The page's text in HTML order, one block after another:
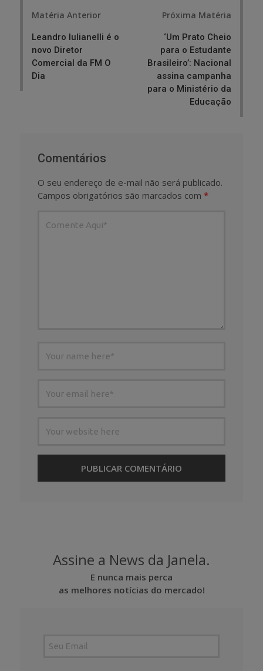
Matéria Anterior
Leandro Iulianelli é o
novo Diretor
Comercial da FM O
Dia
Próxima Matéria
‘Um Prato Cheio
para o Estudante
Brasileiro’: Nacional
assina campanha
para o Ministério da
Educação
Comentários
O seu endereço de e-mail não será publicado.
Campos obrigatórios são marcados com *
Assine a News da Janela.
E nunca mais perca
as melhores notícias do mercado!